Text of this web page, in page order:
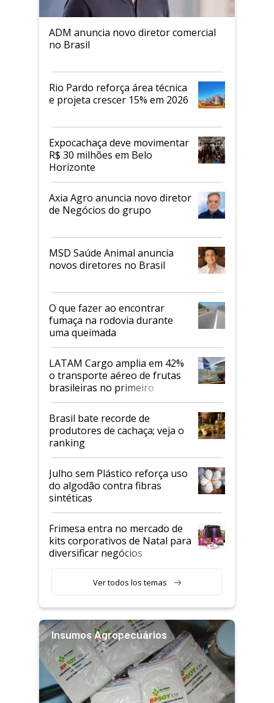
ADM anuncia novo diretor comercial
no Brasil
Rio Pardo reforça área técnica
e projeta crescer 15% em 2026
Expocachaça deve movimentar
R$ 30 milhões em Belo
Horizonte
Axia Agro anuncia novo diretor
de Negócios do grupo
MSD Saúde Animal anuncia
novos diretores no Brasil
O que fazer ao encontrar
fumaça na rodovia durante
uma queimada
LATAM Cargo amplia em 42%
o transporte aéreo de frutas
brasileiras no primeiro
semestre
Brasil bate recorde de
produtores de cachaça; veja o
ranking
Julho sem Plástico reforça uso
do algodão contra fibras
sintéticas
Frimesa entra no mercado de
kits corporativos de Natal para
diversificar negócios
Ver todos los temas
Insumos Agropecuários